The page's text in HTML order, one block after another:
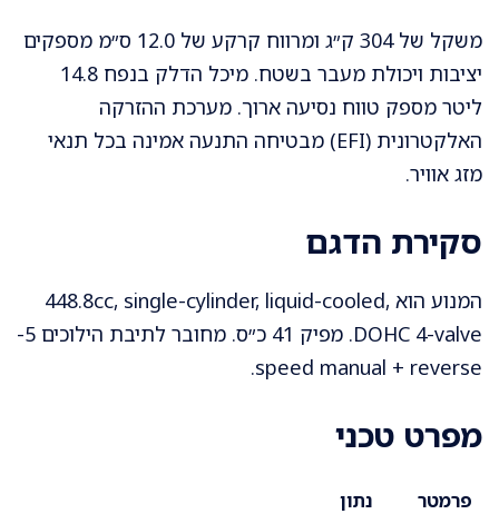
משקל של 304 ק״ג ומרווח קרקע של 12.0 ס״מ מספקים
יציבות ויכולת מעבר בשטח. מיכל הדלק בנפח 14.8
ליטר מספק טווח נסיעה ארוך. מערכת ההזרקה
האלקטרונית (EFI) מבטיחה התנעה אמינה בכל תנאי
מזג אוויר.
סקירת הדגם
המנוע הוא 448.8cc, single-cylinder, liquid-cooled,
DOHC 4-valve. מפיק 41 כ״ס. מחובר לתיבת הילוכים 5-
speed manual + reverse.
מפרט טכני
פרמטר
נתון